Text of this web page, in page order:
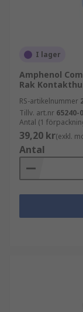
I lager
Amphenol
Rak
RS-artikelnummer
Tillv. art.nr 65240-
Antal (1
39,20 kr(exkl.
Antal